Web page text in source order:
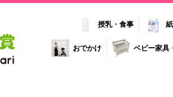
授乳・食事
おでかけ ベビー家具